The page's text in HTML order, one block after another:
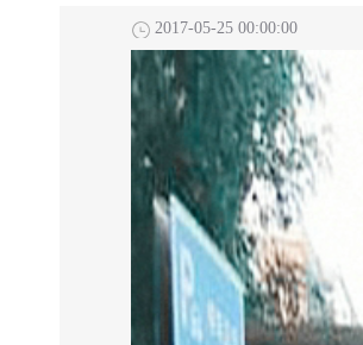
2017-05-25 00:00:00